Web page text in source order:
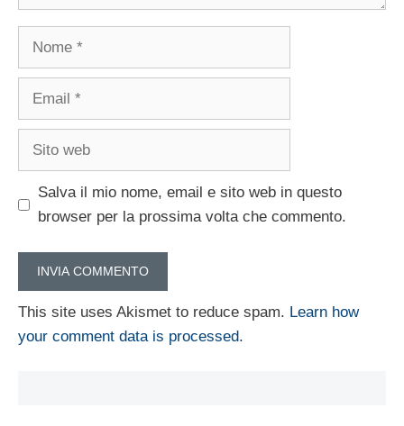
Nome
Email
Sito
Salva il mio nome, email e sito web in questo
browser per la prossima volta che commento.
This site uses Akismet to reduce spam. Learn how
your comment data is processed.